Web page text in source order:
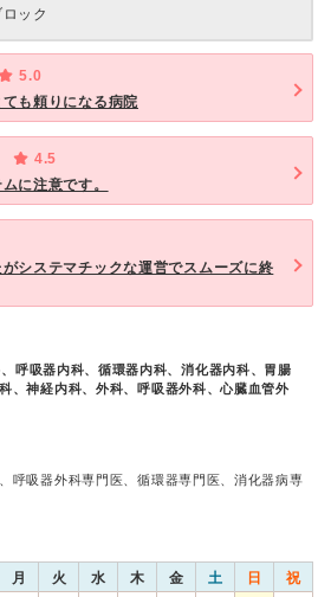
ック
5.0
も頼りになる病院
4.5
に注意です。
システマチックな運営でスムーズに終
呼吸器内科、循環器内科、消化器内科、胃腸
、神経内科、外科、呼吸器外科、心臓血管外
呼吸器外科専門医、循環器専門医、消化器病専
月 火 水 木 金 土 日 祝